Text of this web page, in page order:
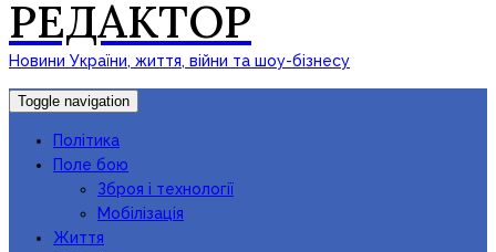
РЕДАКТОР
Новини України, життя, війни та шоу-бізнесу
Toggle navigation
Політика
Поле бою
Зброя і технології
Мобілізація
Життя